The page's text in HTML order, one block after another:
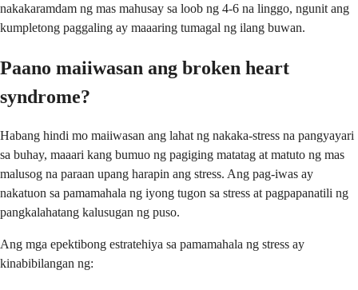
nakakaramdam ng mas mahusay sa loob ng 4-6 na linggo, ngunit ang
kumpletong paggaling ay maaaring tumagal ng ilang buwan.
Paano maiiwasan ang broken heart
syndrome?
Habang hindi mo maiiwasan ang lahat ng nakaka-stress na pangyayari
sa buhay, maaari kang bumuo ng pagiging matatag at matuto ng mas
malusog na paraan upang harapin ang stress. Ang pag-iwas ay
nakatuon sa pamamahala ng iyong tugon sa stress at pagpapanatili ng
pangkalahatang kalusugan ng puso.
Ang mga epektibong estratehiya sa pamamahala ng stress ay
kinabibilangan ng: